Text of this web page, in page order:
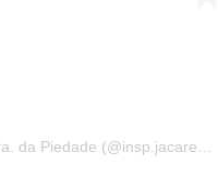
Uma publicação compartilhada por Instituto N. Sra. da Piedade (@insp.jacarepagua)